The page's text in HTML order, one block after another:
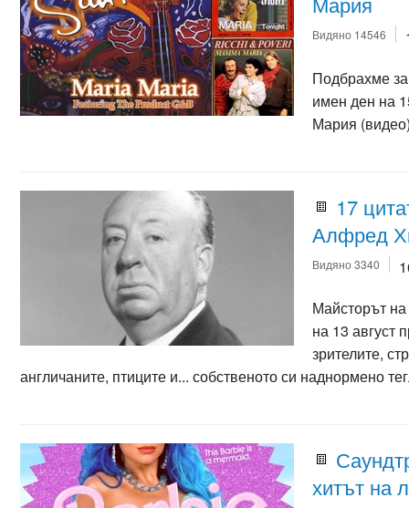
Видяно 14546
Подбрахме
имен ден на
Мария
17
Алфред
Видяно 3340
Майсторът
на 13 август
зрителите,
англичаните, птиците и... собственото си наднормено
хитът на